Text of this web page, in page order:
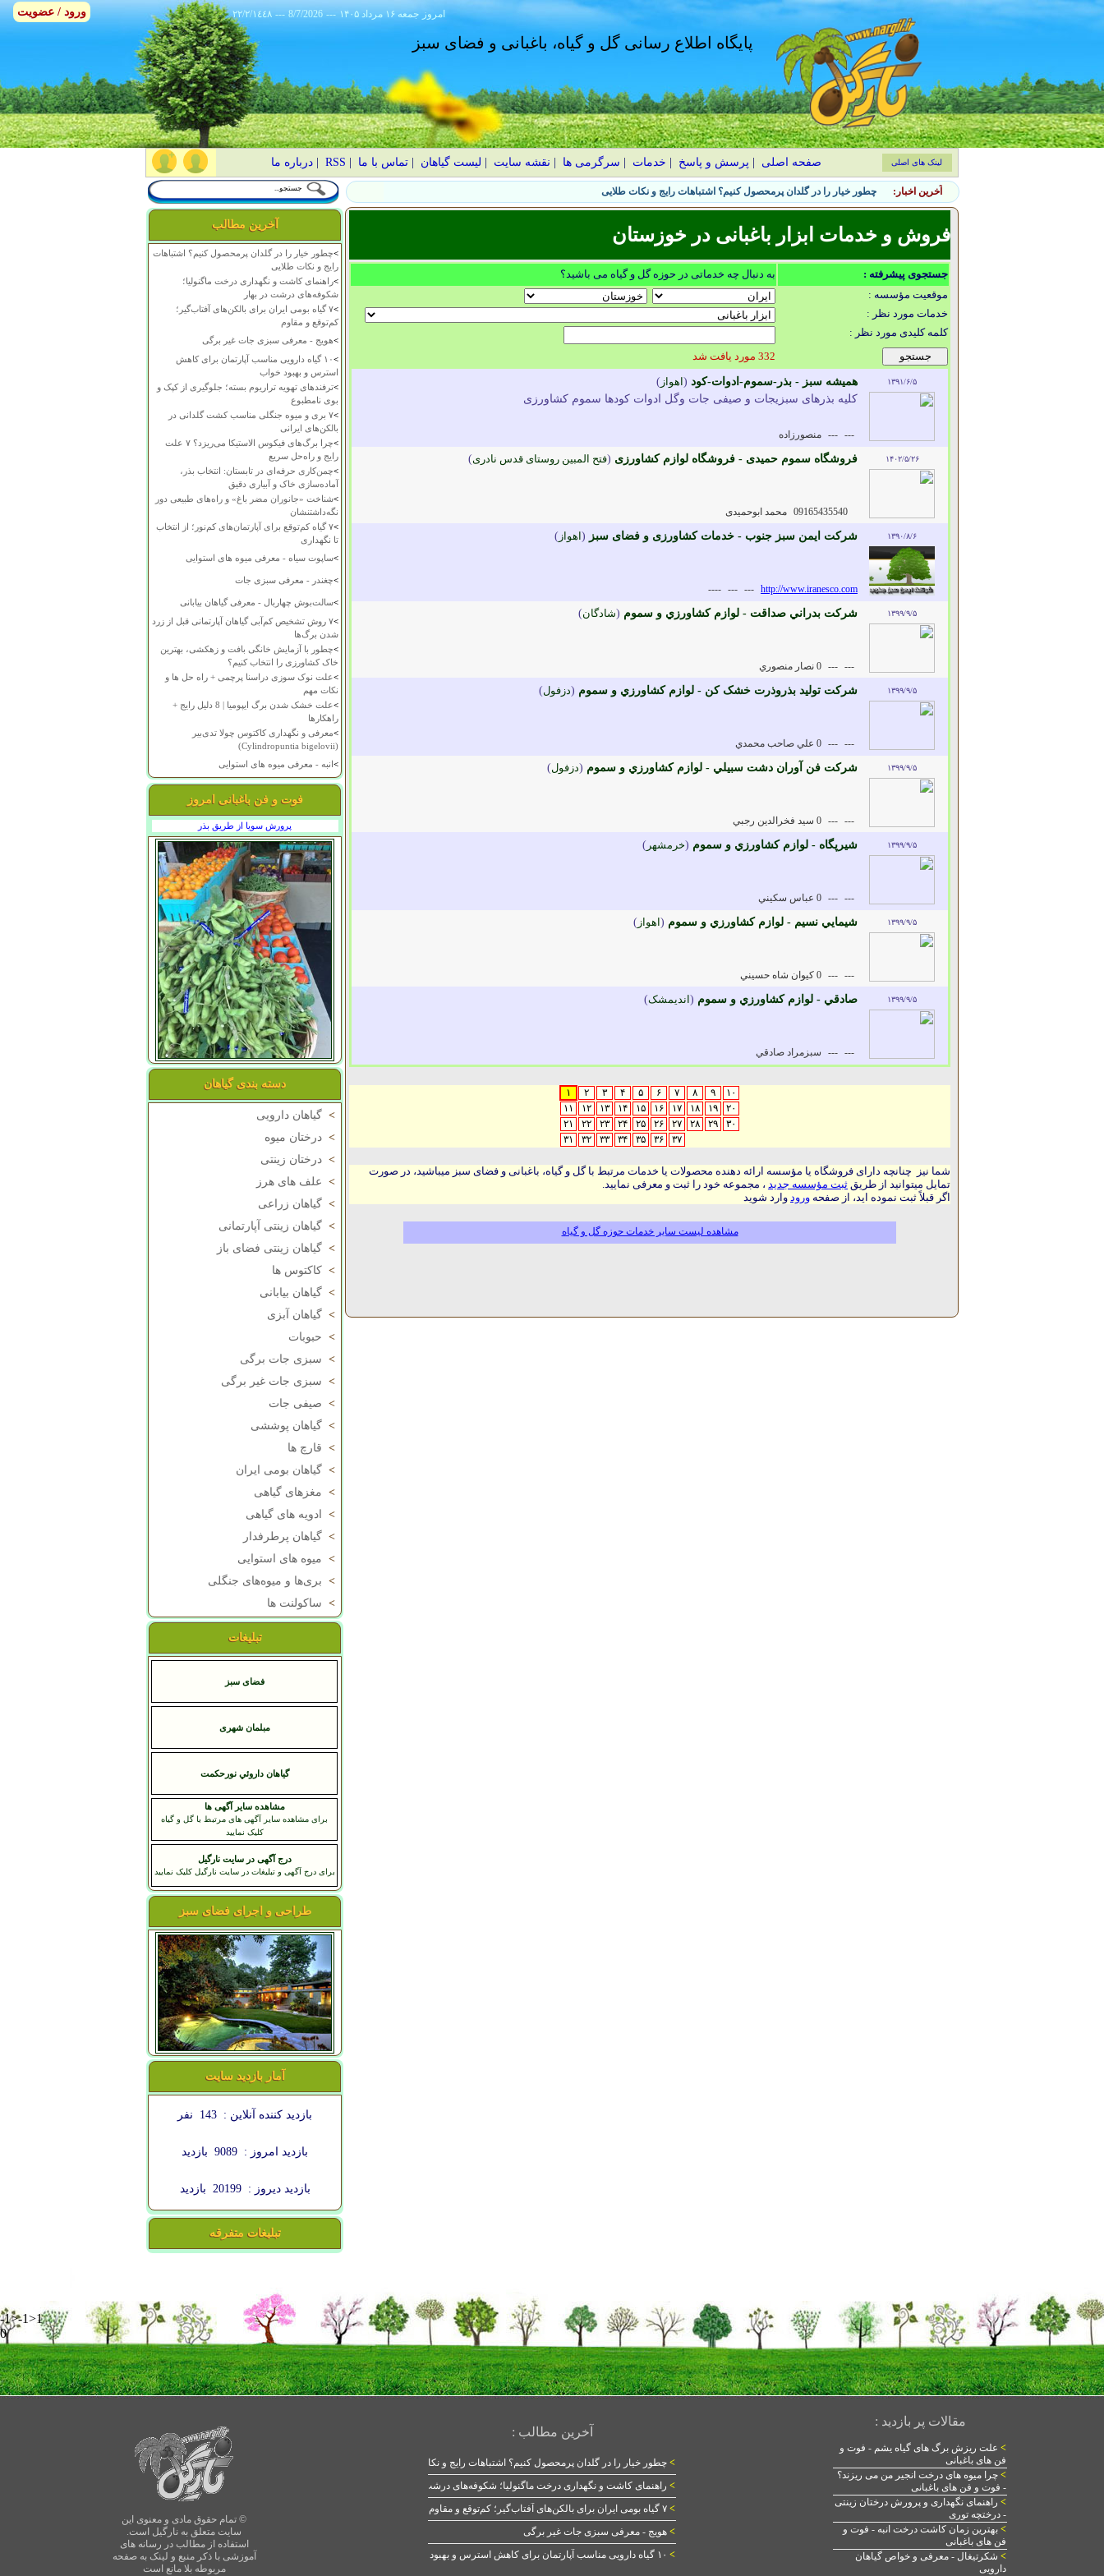
٢٢/٢/١٤٤٨ --- 8/7/2026 --- ۱۴۰۵ جمعه ۱۶ مرداد امروز
پایگاه اطلاع رسانی گل و گیاه، باغبانی و فضای سبز
صفحه اصلی پرسش و پاسخ خدمات سرگرمی ها نقشه سایت لیست گیاهان |تماس با ما RSS
|درباره ما لینک های اصلی
آخرین اخبار: چطور خیار را در گلدان پرمحصول کنیم؟ اشتباهات رایج و نکات طلایی
آخرین مطالب
>چطور خیار را در گلدان پرمحصول کنیم؟ اشتباهات
رایج و نکات طلایی
>راهنمای کاشت و نگهداری درخت ماگنولیا؛
شکوفه‌های درشت در بهار
>
۷ گیاه بومی ایران برای بالکن‌های آفتاب‌گیر؛
کم‌توقع و مقاوم
>هویج - معرفی سبزی جات غیر برگی
>
۱۰ گیاه دارویی مناسب آپارتمان برای کاهش
استرس و بهبود خواب
>ترفندهای تهویه تراریوم بسته؛ جلوگیری از کپک و
بوی نامطبوع
>
۷ بری و میوه جنگلی مناسب کشت گلدانی در
بالکن‌های ایرانی
>
چرا برگ‌های فیکوس الاستیکا می‌ریزد؟ ۷ علت
رایج و راه‌حل سریع
>چمن‌کاری حرفه‌ای در تابستان: انتخاب بذر،
آماده‌سازی خاک و آبیاری دقیق
>شناخت «جانوران مضر باغ» و راه‌های طبیعی دور
نگه‌داشتنشان
>
۷ گیاه کم‌توقع برای آپارتمان‌های کم‌نور؛ از انتخاب
تا نگهداری
>ساپوت سیاه - معرفی میوه های استوایی
>چغندر - معرفی سبزی جات
>سالت‌بوش چهاربال - معرفی گیاهان بیابانی
>
۷ روش تشخیص کم‌آبی گیاهان آپارتمانی قبل از زرد
شدن برگ‌ها
>چطور با آزمایش خانگی بافت و زهکشی، بهترین
خاک کشاورزی را انتخاب کنیم؟
>علت نوک سوزی دراسنا پرچمی + راه حل ها و
نکات مهم
>
علت خشک شدن برگ ایپومیا | 8 دلیل رایج +
راهکارها
>معرفی و نگهداری کاکتوس چولا تدی‌بیر
(Cylindropuntia bigelovii)
>انبه - معرفی میوه های استوایی
فوت و فن باغبانی امروز
پرورش سویا از طریق بذر
دسته بندی گیاهان
> گیاهان دارویی
> درختان میوه
> درختان زینتی
> علف های هرز
> گیاهان زراعی
> گیاهان زینتی آپارتمانی
> گیاهان زینتی فضای باز
> کاکتوس ها
> گیاهان بیابانی
> گیاهان آبزی
> حبوبات
> سبزی جات برگی
> سبزی جات غیر برگی
> صیفی جات
> گیاهان پوششی
> قارچ ها
> گیاهان بومی ایران
> مغزهای گیاهی
>
ادویه های گیاهی
> گیاهان پرطرفدار
> میوه های استوایی
> بری‌ها و میوه‌های جنگلی
> ساکولنت ها
تبلیغات
فضای سبز
مبلمان شهری
گياهان داروئي نورحکمت
مشاهده سایر آگهی ها
برای مشاهده سایر آگهی های مرتبط با گل و گیاه
کلیک نمایید
درج آگهی در سایت نارگیل
برای درج آگهی و تبلیغات در سایت نارگیل کلیک نمایید
طراحی و اجرای فضای سبز
آمار بازدید سایت
بازدید کننده آنلاین : 143 نفر
بازدید امروز : 9089 بازدید
بازدید دیروز : 20199 بازدید
تبلیغات متفرقه
فروش و خدمات ابزار باغبانی در خوزستان
جستجوی پیشرفته :
به دنبال چه خدماتی در حوزه گل و گیاه می باشید؟
موقعیت مؤسسه :
خدمات مورد نظر :
کلمه کلیدی مورد نظر :
332 مورد یافت شد
۱۳۹۱/۶/۵ همیشه سبز - بذر-سموم-ادوات-کود (اهواز )
کلیه بذرهای سبزیجات و صیفی جات وگل ادوات کودها سموم کشاورزی
---
--- منصورزاده
۱۴۰۲/۵/۲۶ فروشگاه سموم حمیدی - فروشگاه لوازم کشاورزی (فتح المبین روستای قدس نادری)
09165435540 محمد ابوحمیدی
۱۳۹۰/۸/۶ شرکت ایمن سبز جنوب - خدمات کشاورزی و فضای سبز (اهواز )
http://www.iranesco.com
---
---
----
۱۳۹۹/۹/۵ شرکت بدراني صداقت - لوازم کشاورزي و سموم (شادگان)
---
--- 0 نصار منصوري
۱۳۹۹/۹/۵ شرکت توليد بذروذرت خشک کن - لوازم کشاورزي و سموم (دزفول)
---
--- 0 علي صاحب محمدي
۱۳۹۹/۹/۵ شرکت فن آوران دشت سبيلي - لوازم کشاورزي و سموم (دزفول)
---
--- 0 سيد فخرالدين رجبي
۱۳۹۹/۹/۵ شيرپگاه - لوازم کشاورزي و سموم (خرمشهر )
---
--- 0 عباس سکيني
۱۳۹۹/۹/۵ شيمايي نسيم - لوازم کشاورزي و سموم (اهواز )
---
--- 0 کيوان شاه حسيني
۱۳۹۹/۹/۵ صادقي - لوازم کشاورزي و سموم (انديمشک)
---
--- سبزمراد صادقي
۱ ۲ ۳ ۴ ۵ ۶ ۷ ۸ ۹
۱۰
۱۱
۱۲ ۱۳ ۱۴ ۱۵ ۱۶ ۱۷ ۱۸ ۱۹
۲۰
۲۱
۲۲ ۲۳ ۲۴ ۲۵ ۲۶ ۲۷ ۲۸ ۲۹
۳۰
۳۱
۳۲ ۳۳ ۳۴ ۳۵ ۳۶ ۳۷
شما نیز چنانچه دارای فروشگاه یا مؤسسه ارائه دهنده محصولات یا خدمات مرتبط با گل و گیاه، باغبانی و فضای سبز میباشید، در صورت
تمایل میتوانید از طریق ثبت مؤسسه جدید ، مجموعه خود را ثبت و معرفی نمایید.
اگر قبلاً ثبت نموده اید، از صفحه ورود وارد شوید
مشاهده لیست سایر خدمات حوزه گل و گیاه
-1>-1>1
0
© تمام حقوق مادی و معنوی این
سایت متعلق به نارگیل است.
استفاده از مطالب در رسانه های
آموزشی با ذکر منبع و لینک به صفحه
مربوطه بلا مانع است
آخرین مطالب :
> چطور خیار را در گلدان پرمحصول کنیم؟ اشتباهات رایج و نکات طلایی
> راهنمای کاشت و نگهداری درخت ماگنولیا؛ شکوفه‌های درشت در بهار
> ۷ گیاه بومی ایران برای بالکن‌های آفتاب‌گیر؛ کم‌توقع و مقاوم
> هویج - معرفی سبزی جات غیر برگی
> ۱۰ گیاه دارویی مناسب آپارتمان برای کاهش استرس و بهبود خواب
مقالات پر بازدید :
> علت ریزش برگ های گیاه یشم - فوت و
فن های باغبانی
> چرا میوه های درخت انجیر من می ریزند؟
- فوت و فن های باغبانی
> راهنمای نگهداری و پرورش درختان زینتی
- درختچه توری
> بهترین زمان کاشت درخت انبه - فوت و
فن های باغبانی
> شکرتیغال - معرفی و خواص گیاهان
دارویی
ورود / عضویت